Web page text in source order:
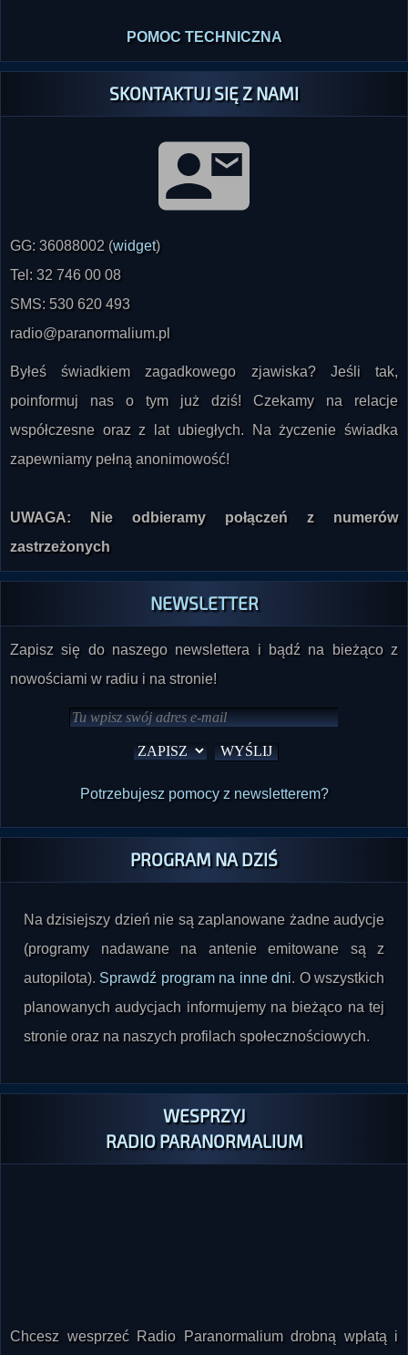
SKONTAKTUJ SIĘ Z NAMI
)
Tel: 32 746 00 08
SMS: 530 620 493
radio@paranormalium.pl
Byłeś świadkiem zagadkowego zjawiska? Jeśli tak,
poinformuj nas o tym już dziś! Czekamy na relacje
współczesne oraz z lat ubiegłych. Na życzenie świadka
zapewniamy pełną anonimowość!
zastrzeżonych
NEWSLETTER
Zapisz się do naszego newslettera i bądź na bieżąco z
nowościami w radiu i na stronie!
Potrzebujesz pomocy z newsletterem?
PROGRAM NA DZIŚ
Na dzisiejszy dzień nie są zaplanowane żadne audycje
(programy nadawane na antenie emitowane są z
autopilota).
Sprawdź program na inne dni. O wszystkich
planowanych audycjach informujemy na bieżąco na tej
stronie oraz na naszych profilach społecznościowych.
WESPRZYJ
RADIO PARANORMALIUM
Chcesz wesprzeć Radio Paranormalium drobną wpłatą i